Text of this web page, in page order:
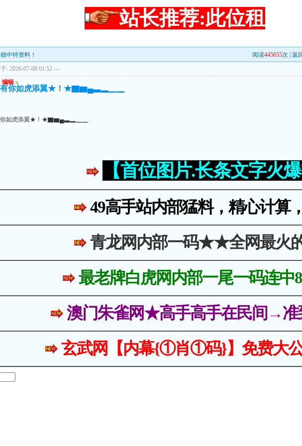
站长推荐:此位租
中特资料！ 阅读445655次 | 返
: 2026-07-08 01:52 ---
编辑 u
你如虎添翼★！★▇▆▄▃▂▁▁
你如虎添翼★！★▇▆▄▃▂▁▁
【首位图片.长条文字火爆
49高手站内部猛料，精心计算
青龙网内部一码★★全网最火
最老牌白虎网内部一尾一码连中
澳门朱雀网★高手高手在民间→准
玄武网【内幕{①肖①码}】免费大